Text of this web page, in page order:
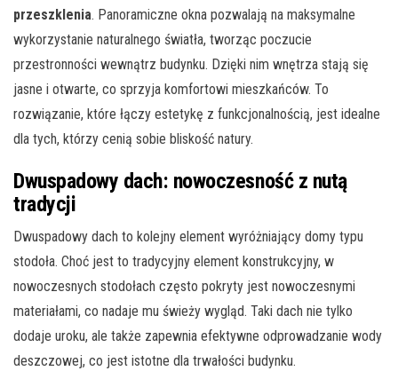
przeszklenia. Panoramiczne okna pozwalają na maksymalne
wykorzystanie naturalnego światła, tworząc poczucie
przestronności wewnątrz budynku. Dzięki nim wnętrza stają się
jasne i otwarte, co sprzyja komfortowi mieszkańców. To
rozwiązanie, które łączy estetykę z funkcjonalnością, jest idealne
dla tych, którzy cenią sobie bliskość natury.
Dwuspadowy dach: nowoczesność z nutą
tradycji
Dwuspadowy dach to kolejny element wyróżniający domy typu
stodoła. Choć jest to tradycyjny element konstrukcyjny, w
nowoczesnych stodołach często pokryty jest nowoczesnymi
materiałami, co nadaje mu świeży wygląd. Taki dach nie tylko
dodaje uroku, ale także zapewnia efektywne odprowadzanie wody
deszczowej, co jest istotne dla trwałości budynku.